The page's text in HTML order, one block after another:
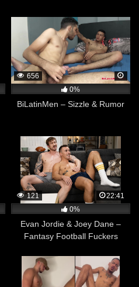
656
0%
BiLatinMen – Sizzle & Rumor
121
22:41
0%
Evan Jordie & Joey Dane –
Fantasy Football Fuckers